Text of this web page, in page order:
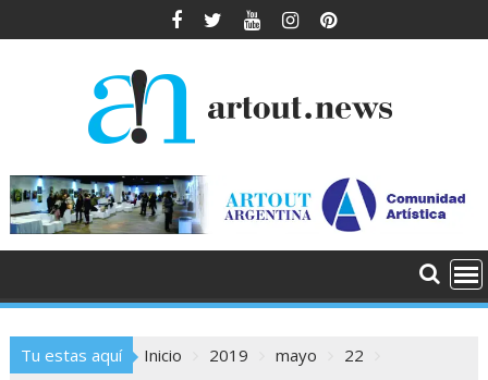
al
Tu estas aquí Inicio 2019 mayo
22